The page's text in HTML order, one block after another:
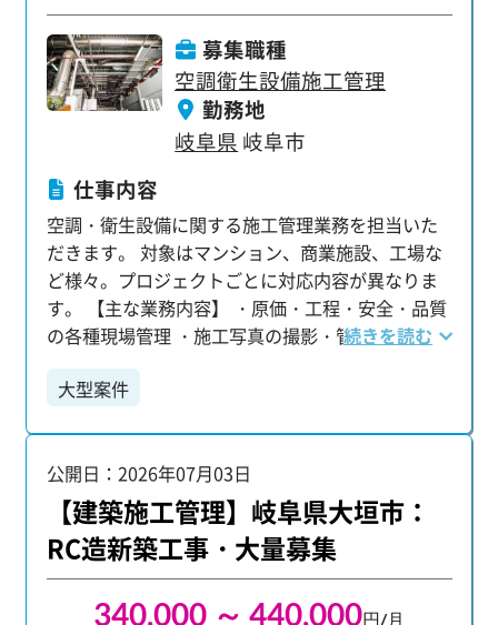
募集職種
空調衛生設備施工管理
勤務地
岐阜県 岐阜市
仕事内容
空調・衛生設備に関する施工管理業務を担当いた
だきます。 対象はマンション、商業施設、工場な
ど様々。プロジェクトごとに対応内容が異なりま
す。 【主な業務内容】 ・原価・工程・安全・品質
の各種現場管理 ・施工写真の撮影・管理 ・業者と
の打ち合わせ、資材の手配・発注 ・各種申請書・
報告書などの書類作成 【施工管理技士などの国家
しっかりとバックアップします！
続きを読む
大型案件
公開日：2026年07月03日
【建築施工管理】岐阜県大垣市：
RC造新築工事・大量募集
340,000 ～ 440,000円/月